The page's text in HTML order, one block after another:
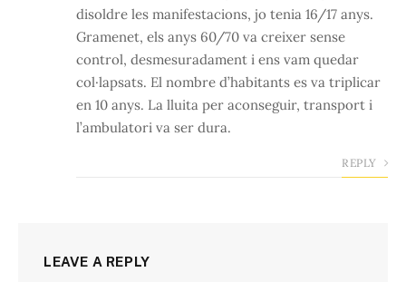
disoldre les manifestacions, jo tenia 16/17 anys.
Gramenet, els anys 60/70 va creixer sense
control, desmesuradament i ens vam quedar
col·lapsats. El nombre d’habitants es va triplicar
en 10 anys. La lluita per aconseguir, transport i
l’ambulatori va ser dura.
REPLY
LEAVE A REPLY